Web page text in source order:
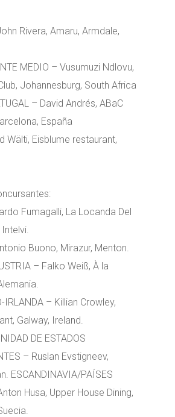
Rivera, Amaru, Armdale,
MEDIO – Vusumuzi Ndlovu,
Johannesburg, South Africa
– David Andrés, ABaC
España
Wälti, Eisblume restaurant,
Fumagalli, La Locanda Del
Buono, Mirazur, Menton.
– Falko Weiß, À la
IRLANDA – Killian Crowley,
Galway, Ireland.
DE ESTADOS
– Ruslan Evstigneev,
ESCANDINAVIA/PAÍSES
Husa, Upper House Dining,